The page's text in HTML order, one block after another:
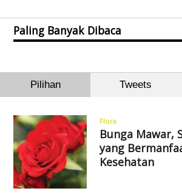
Paling Banyak Dibaca
Pilihan Tweets
Flora
Bunga Mawar,
yang
Kesehatan